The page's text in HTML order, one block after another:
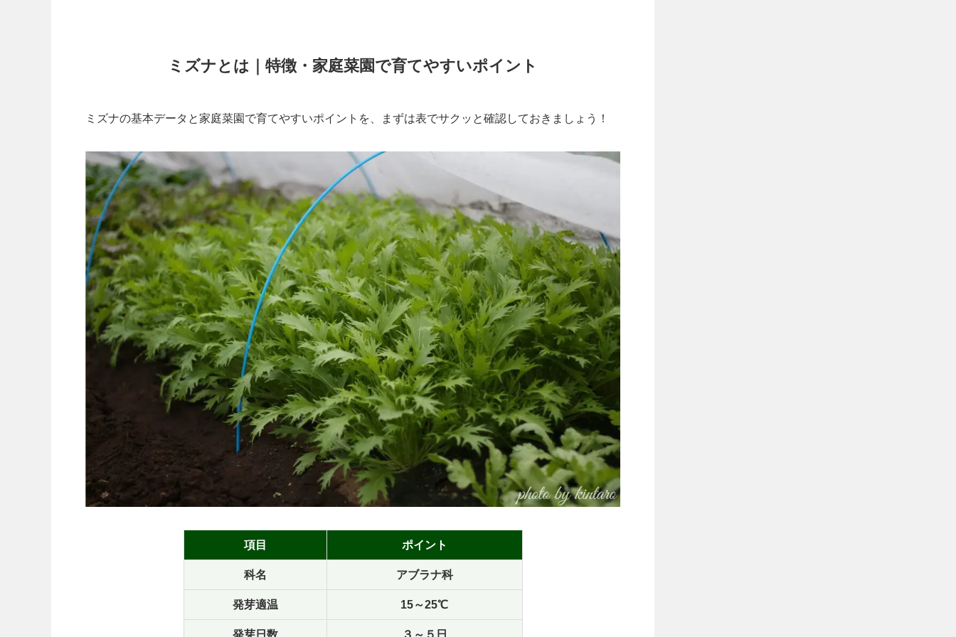
ミズナとは｜特徴・家庭菜園で育てやすいポイント
ミズナの基本データと家庭菜園で育てやすいポイントを、まずは表でサクッと確認しておきましょう！
項目 ポイント
科名 アブラナ科
発芽適温 15～25℃